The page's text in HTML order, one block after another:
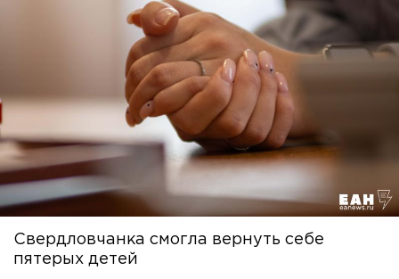
Свердловчанка смогла вернуть себе
пятерых детей